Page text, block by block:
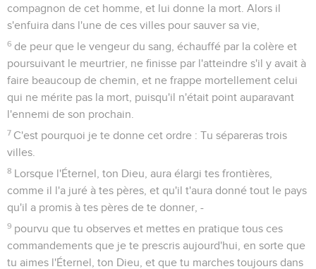
compagnon de cet homme, et lui donne la mort. Alors il
s'enfuira dans l'une de ces villes pour sauver sa vie,
6 de peur que le vengeur du sang, échauffé par la colère et
poursuivant le meurtrier, ne finisse par l'atteindre s'il y avait à
faire beaucoup de chemin, et ne frappe mortellement celui
qui ne mérite pas la mort, puisqu'il n'était point auparavant
l'ennemi de son prochain.
7 C'est pourquoi je te donne cet ordre : Tu sépareras trois
villes.
8 Lorsque l'Éternel, ton Dieu, aura élargi tes frontières,
comme il l'a juré à tes pères, et qu'il t'aura donné tout le pays
qu'il a promis à tes pères de te donner, -
9 pourvu que tu observes et mettes en pratique tous ces
commandements que je te prescris aujourd'hui, en sorte que
tu aimes l'Éternel, ton Dieu, et que tu marches toujours dans